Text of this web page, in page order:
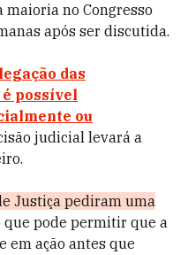
maioria no Congresso
após ser discutida.
das
possível
ou
judicial levará a
Justiça pediram uma
que pode permitir que a
em ação antes que